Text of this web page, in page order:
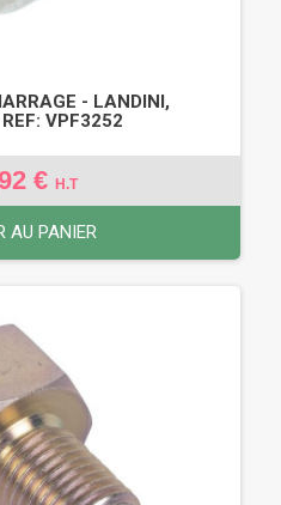
- LANDINI,
VPF3252
€ H.T
AU PANIER